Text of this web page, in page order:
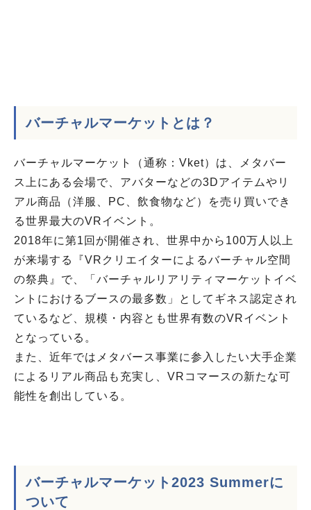
バーチャルマーケットとは？
バーチャルマーケット（通称：Vket）は、メタバー
ス上にある会場で、アバターなどの3Dアイテムやリ
アル商品（洋服、PC、飲食物など）を売り買いでき
る世界最大のVRイベント。
2018年に第1回が開催され、世界中から100万人以上
が来場する『VRクリエイターによるバーチャル空間
の祭典』で、「バーチャルリアリティマーケットイベ
ントにおけるブースの最多数」としてギネス認定され
ているなど、規模・内容とも世界有数のVRイベント
となっている。
また、近年ではメタバース事業に参入したい大手企業
によるリアル商品も充実し、VRコマースの新たな可
能性を創出している。
バーチャルマーケット2023 Summerに
ついて